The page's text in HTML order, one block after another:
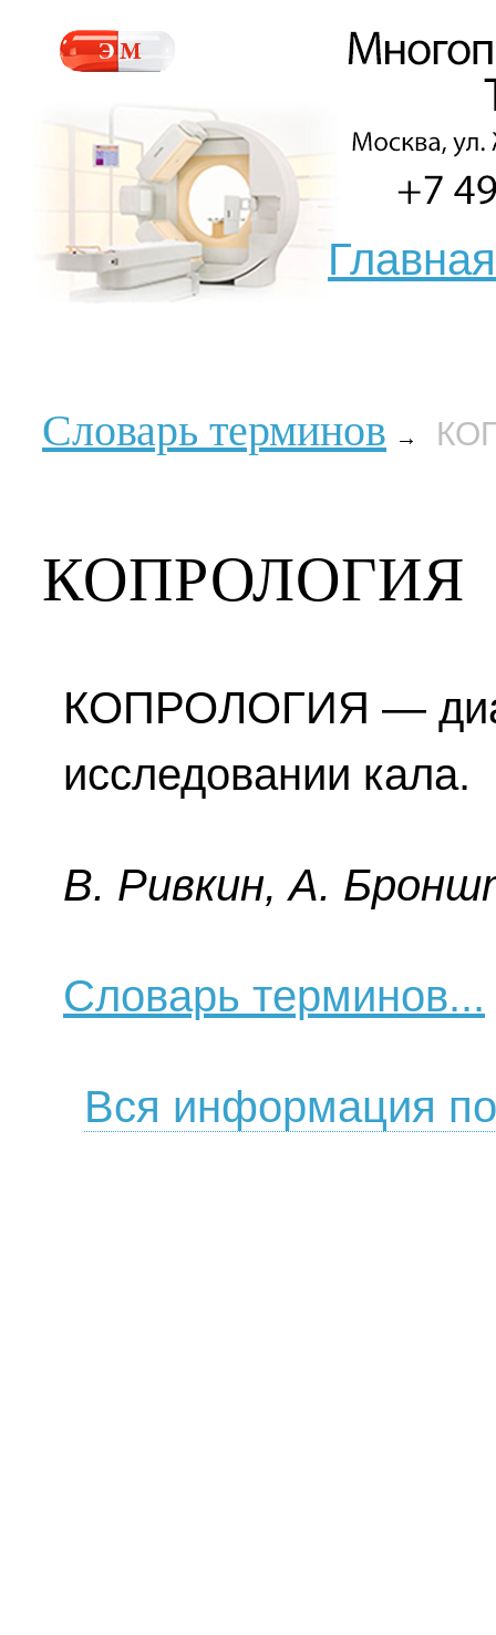
Главная
Словарь терминов →
КОПРОЛОГИЯ
КОПРОЛОГИЯ —
исследовании кала.
B. Pивкин, A.
Словарь терминов...
Вся информация